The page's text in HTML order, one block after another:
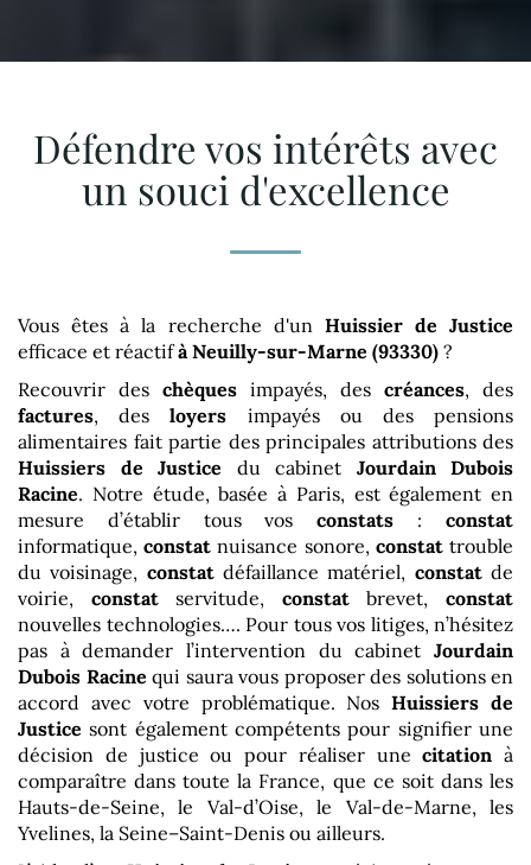
Défendre vos intérêts avec
un souci d'excellence
Vous êtes à la recherche d'un Huissier de Justice
efficace et réactif à Neuilly-sur-Marne (93330) ?
Recouvrir des chèques impayés, des créances, des
factures, desloyers impayés ou des pensions
alimentaires fait partie des principales attributions des
Huissiers de Justice du cabinet Jourdain Dubois
Racine. Notre étude, basée à Paris, est également en
mesure d’établir tous vosconstats :constat
informatique,constat nuisance sonore, constattrouble
du voisinage, constatdéfaillance matériel, constatde
voirie, constatservitude, constatbrevet,constat
nouvelles technologies…. Pour tous vos litiges, n’hésitez
pas à demander l’intervention du cabinet Jourdain
Dubois Racine qui saura vous proposer des solutions en
accord avec votre problématique. NosHuissiers de
Justice sont également compétents pour signifier une
décision de justice ou pour réaliser unecitation à
comparaître dans toute la France, que ce soit dans les
Hauts-de-Seine, le Val-d’Oise, le Val-de-Marne, les
Yvelines, la Seine–Saint-Denis ou ailleurs.